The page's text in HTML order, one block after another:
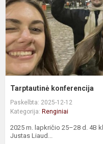
Tarptautinė konferencija
Paskelbta: 2025-12-12
Kategorija: Renginiai
2025 m. lapkričio 25–28 d. 4B
Justas Liaud...